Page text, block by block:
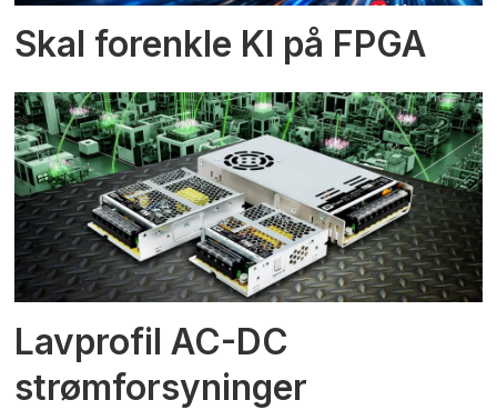
Skal forenkle KI på FPGA
Lavprofil AC-DC
strømforsyninger